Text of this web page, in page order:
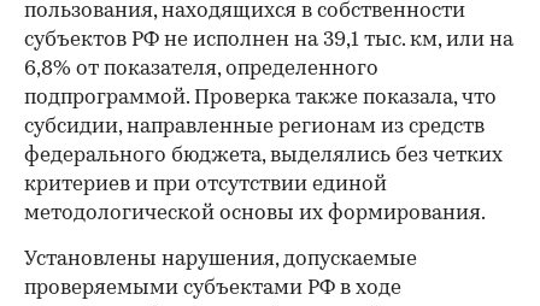
пользования, находящихся в собственности
субъектов РФ не исполнен на 39,1 тыс. км, или на
6,8% от показателя, определенного
подпрограммой. Проверка также показала, что
субсидии, направленные регионам из средств
федерального бюджета, выделялись без четких
критериев и при отсутствии единой
методологической основы их формирования.
Установлены нарушения, допускаемые
проверяемыми субъектами РФ в ходе